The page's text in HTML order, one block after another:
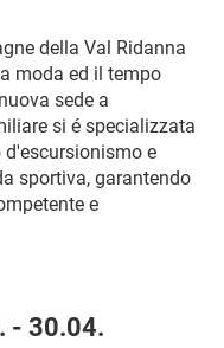
della Val Ridanna
moda ed il tempo
sede a
si é specializzata
e
sportiva, garantendo
e
- 30.04.